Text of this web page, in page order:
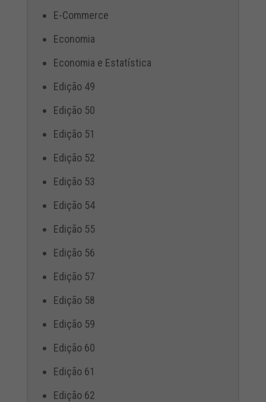
E-Commerce
Economia
Economia e Estatística
Edição 49
Edição 50
Edição 51
Edição 52
Edição 53
Edição 54
Edição 55
Edição 56
Edição 57
Edição 58
Edição 59
Edição 60
Edição 61
Edição 62